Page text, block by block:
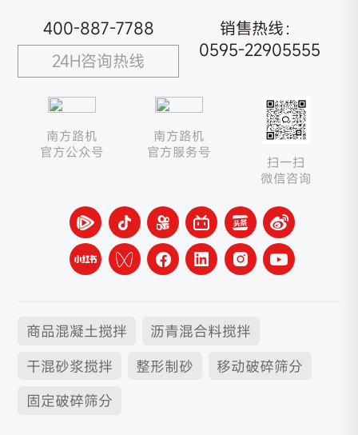
400-887-7788
24H咨询热线
销售热线：
0595-22905555
南方路机
官方公众号
南方路机
官方服务号
扫一扫
微信咨询
商品混凝土搅拌
沥青混合料搅拌
干混砂浆搅拌
整形制砂
移动破碎筛分
固定破碎筛分